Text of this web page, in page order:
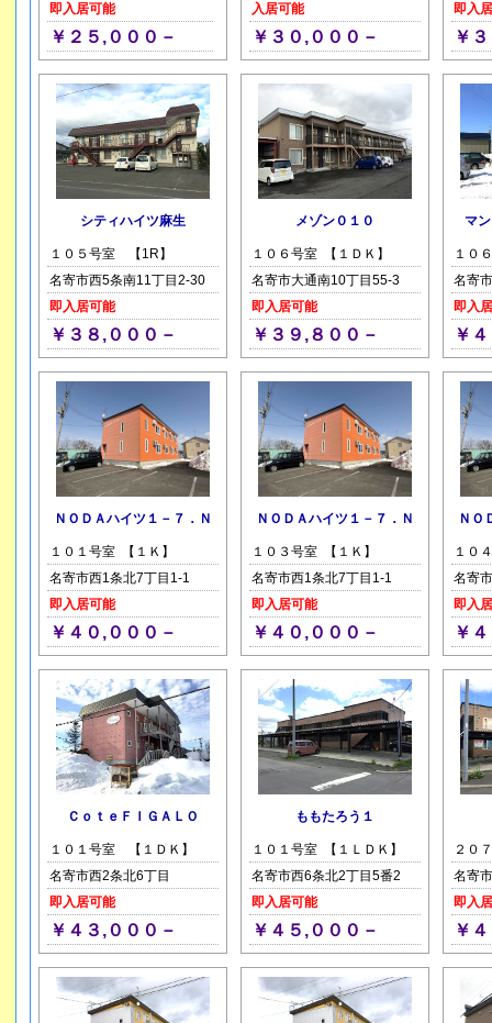
即入居可能
￥２５,０００－
入居可能
￥３０,０００－
即入
￥
シティハイツ麻生
１０５号室 【1R】
名寄市西5条南11丁目2-30
即入居可能
￥３８,０００－
メゾン０１０
１０６号室 【１ＤＫ】
名寄市大通南10丁目55-3
即入居可能
￥３９,８００－
マ
１０
名寄
即入
￥
ＮＯＤＡハイツ１－７．Ｎ
１０１号室 【１Ｋ】
名寄市西1条北7丁目1-1
即入居可能
￥４０,０００－
ＮＯＤＡハイツ１－７．Ｎ
１０３号室 【１Ｋ】
名寄市西1条北7丁目1-1
即入居可能
￥４０,０００－
ＮＯ
１０
名寄
即入
￥
ＣｏｔｅＦＩＧＡＬＯ
１０１号室 【１ＤＫ】
名寄市西2条北6丁目
即入居可能
￥４３,０００－
ももたろう１
１０１号室 【１ＬＤＫ】
名寄市西6条北2丁目5番2
即入居可能
￥４５,０００－
２０
名寄
即入
￥